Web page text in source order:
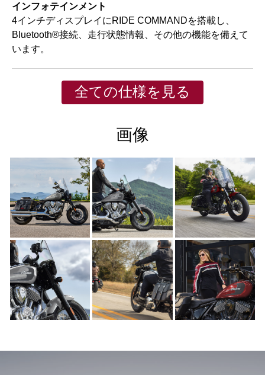
インフォテインメント
4インチディスプレイにRIDE COMMANDを搭載し、
Bluetooth®接続、走行状態情報、その他の機能を備えて
います。
全ての仕様を見る
画像